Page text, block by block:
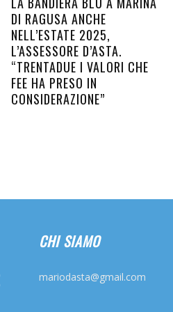
DI RAGUSA ANCHE
NELL’ESTATE 2025,
L’ASSESSORE D’ASTA.
“TRENTADUE I VALORI CHE
FEE HA PRESO IN
CONSIDERAZIONE”
CHI SIAMO
mariodasta@gmail.com